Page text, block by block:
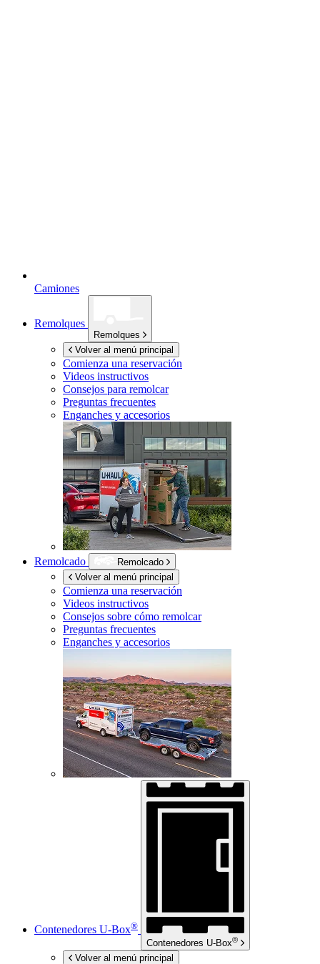
Camiones
Remolques
Remolques
Volver al menú principal
Comienza una reservación
Videos instructivos
Consejos para remolcar
Preguntas frecuentes
Enganches y accesorios
Remolcado
Remolcado
Volver al menú principal
Comienza una reservación
Videos instructivos
Consejos sobre cómo remolcar
Preguntas frecuentes
Enganches y accesorios
Contenedores U-Box®
Contenedores U-Box®
Volver al menú principal